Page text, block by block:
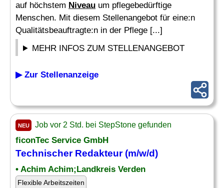
auf höchstem Niveau um pflegebedürftige
Menschen. Mit diesem Stellenangebot für eine:n
Qualitätsbeauftragte:n in der Pflege [...]
MEHR INFOS ZUM STELLENANGEBOT
▶ Zur Stellenanzeige
NEU Job vor 2 Std. bei StepStone gefunden
ficonTec Service GmbH
Technischer Redakteur (m/w/d)
• Achim Achim;Landkreis Verden
Flexible Arbeitszeiten